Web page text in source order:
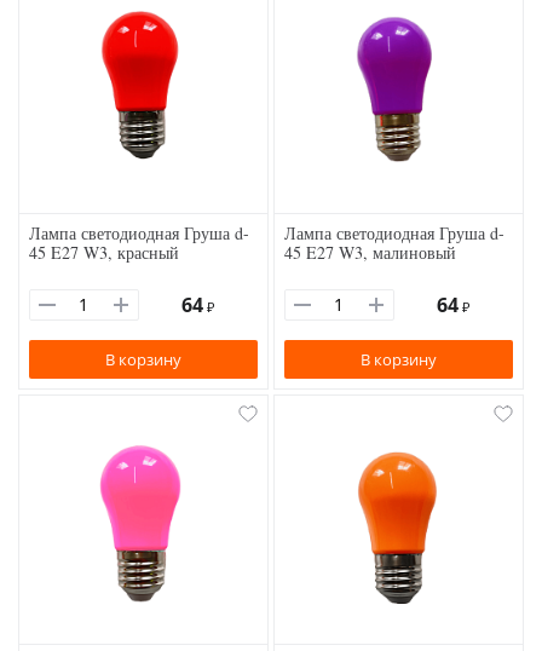
Лампа светодиодная Груша d-
45 E27 W3, красный
64 ₽
В корзину
Лампа светодиодная Груша d-
45 E27 W3, малиновый
64 ₽
В корзину